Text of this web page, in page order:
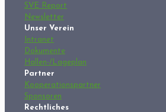
SVE Report
Newsletter
Unser Verein
Intranet
Dokumente
Hallen-/Lageplan
Partner
Kooperationspartner
Sponsoren
Rechtliches